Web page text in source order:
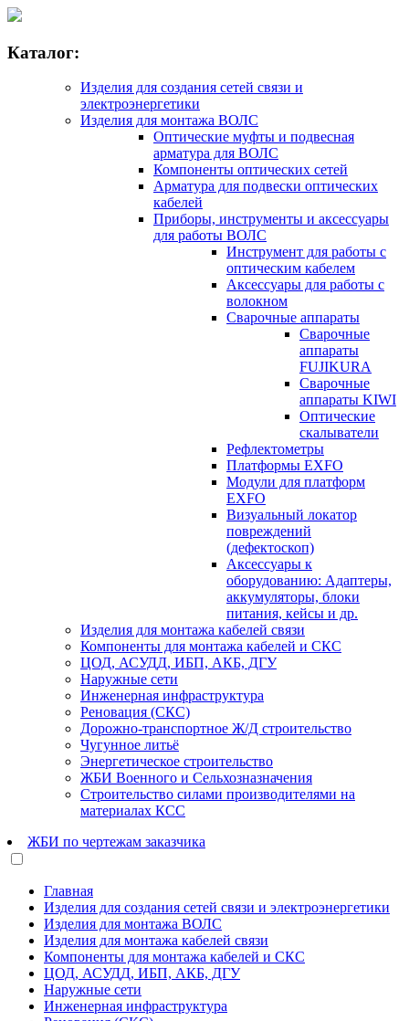
Каталог:
Изделия для создания сетей связи и
электроэнергетики
Изделия для монтажа ВОЛС
Оптические муфты и подвесная
арматура для ВОЛС
Компоненты оптических сетей
Арматура для подвески оптических
кабелей
Приборы, инструменты и аксессуары
для работы ВОЛС
Инструмент для работы с
оптическим кабелем
Аксессуары для работы с
волокном
Сварочные аппараты
Сварочные
аппараты
FUJIKURA
Сварочные
аппараты KIWI
Оптические
скалыватели
Рефлектометры
Платформы EXFO
Модули для платформ
EXFO
Визуальный локатор
повреждений
(дефектоскоп)
Аксессуары к
оборудованию: Адаптеры,
аккумуляторы, блоки
питания, кейсы и др.
Изделия для монтажа кабелей связи
Компоненты для монтажа кабелей и СКС
ЦОД, АСУДД, ИБП, АКБ, ДГУ
Наружные сети
Инженерная инфраструктура
Реновация (СКС)
Дорожно-транспортное Ж/Д строительство
Чугунное литьё
Энергетическое строительство
ЖБИ Военного и Сельхозназначения
Строительство силами производителями на
материалах КСС
ЖБИ по чертежам заказчика
Главная
Изделия для создания сетей связи и электроэнергетики
Изделия для монтажа ВОЛС
Изделия для монтажа кабелей связи
Компоненты для монтажа кабелей и СКС
ЦОД, АСУДД, ИБП, АКБ, ДГУ
Наружные сети
Инженерная инфраструктура